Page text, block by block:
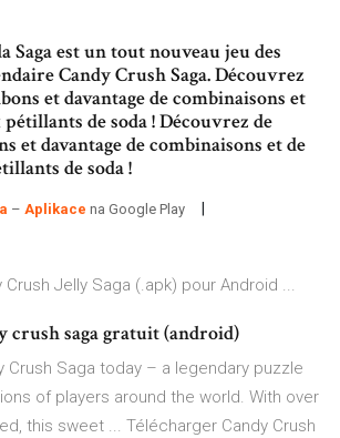
Saga est un tout nouveau jeu des
Candy Crush Saga. Découvrez
et davantage de combinaisons et
de soda ! Découvrez de
et davantage de combinaisons et de
de soda !
– Aplikace na Google Play
Jelly Saga (.apk) pour Android ...
crush saga gratuit (android)
Crush Saga today – a legendary puzzle
of players around the world. With over
this sweet ... Télécharger Candy Crush